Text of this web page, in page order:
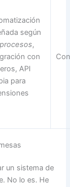
según
,
con
API
para
un sistema de
No lo es. He